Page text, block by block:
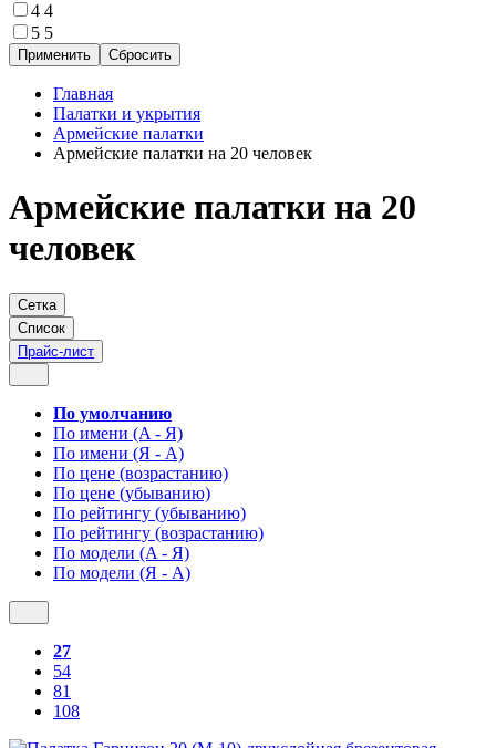
4 4
5 5
Главная
Палатки и укрытия
Армейские палатки
Армейские палатки на 20 человек
Армейские палатки на 20
человек
Сетка
Список
Прайс-лист
По умолчанию
По имени (A - Я)
По имени (Я - A)
По цене (возрастанию)
По цене (убыванию)
По рейтингу (убыванию)
По рейтингу (возрастанию)
По модели (A - Я)
По модели (Я - A)
27
54
81
108